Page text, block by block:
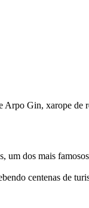
Gin, xarope de
um dos mais
centenas de